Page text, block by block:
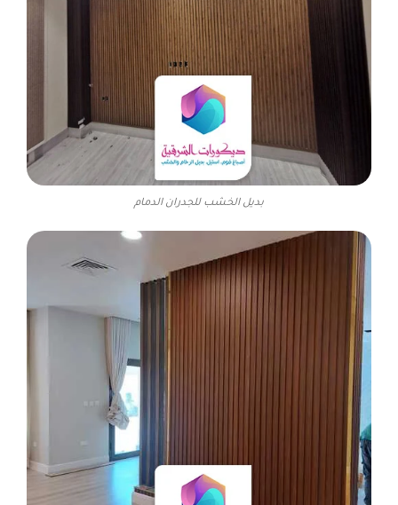
بديل الخشب للجدران الدمام